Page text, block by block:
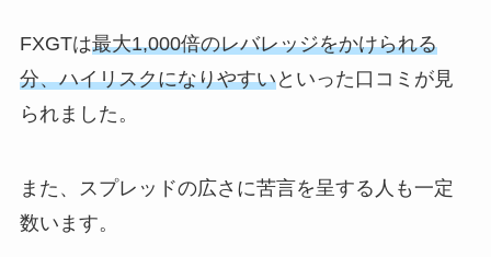
FXGTは最大1,000倍のレバレッジをかけられる
分、ハイリスクになりやすいといった口コミが見
られました。
また、スプレッドの広さに苦言を呈する人も一定
数います。